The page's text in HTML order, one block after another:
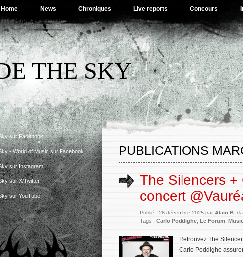
Home News Chroniques Live reports Concours
THE SKY
sur Facebook
- World of Music sur Facebook
sur Instagram
sur X/Twitter
sur YouTube
PUBLICATIONS
The Silencers +
concert
Publié : 26 décembre 2025 par Alain B.
Tags : Carlo Poddighe Le Forum
Retrouvez The
Carlo Poddighe